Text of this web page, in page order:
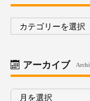
カ
ゴ
アーカイブ
ア